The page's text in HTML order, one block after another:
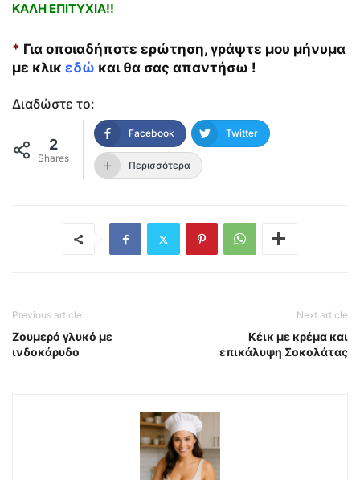
ΚΑΛΗ ΕΠΙΤΥΧΙΑ!!
* Για οποιαδήποτε ερώτηση, γράψτε μου μήνυμα
με κλικ εδώ και θα σας απαντήσω !
Διαδώστε το:
2
Shares
Facebook Twitter
Περισσότερα
Previous article
Ζουμερό γλυκό με
ινδοκάρυδο
Next article
Κέικ με κρέμα και
επικάλυψη Σοκολάτας